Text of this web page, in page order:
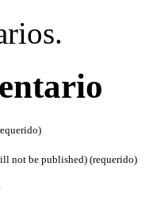
not be published) (requerido)